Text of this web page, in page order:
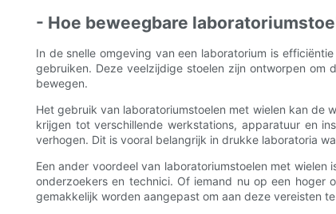
- Hoe beweegbare
In de snelle omgeving van een laboratorium is
gebruiken. Deze veelzijdige stoelen zijn ontworpen
bewegen.
Het gebruik van laboratoriumstoelen met wielen kan de
krijgen tot verschillende werkstations, apparatuur en
verhogen. Dit is vooral belangrijk in drukke laboratoria
Een ander voordeel van laboratoriumstoelen met
onderzoekers en technici. Of iemand nu op een hoger
gemakkelijk worden aangepast om aan deze vereisten